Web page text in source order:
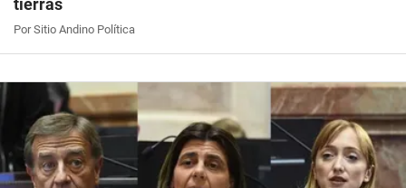
tierras
Por Sitio Andino Política